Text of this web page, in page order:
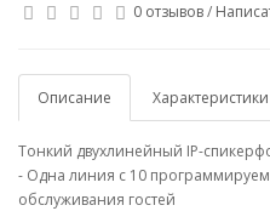
0 отзывов/
Описание Характеристики
Тонкий двухлинейный IP-
- Одна линия с 10
обслуживания гостей